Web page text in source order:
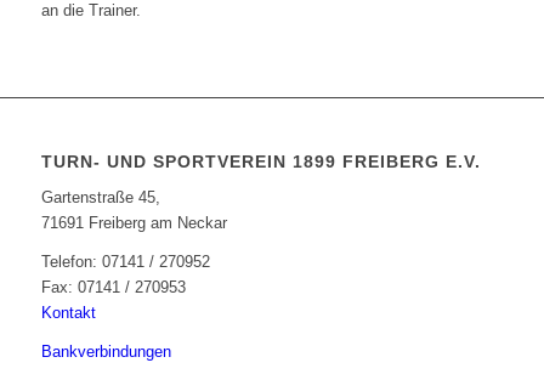
an die Trainer.
TURN- UND SPORTVEREIN 1899 FREIBERG E.V.
Gartenstraße 45,
71691 Freiberg am Neckar
Telefon: 07141 / 270952
Fax: 07141 / 270953
Kontakt
Bankverbindungen